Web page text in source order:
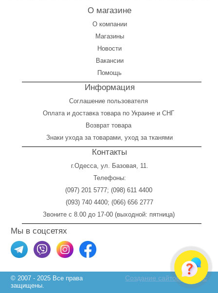
О магазине
О компании
Магазины
Новости
Вакансии
Помощь
Информация
Соглашение пользователя
Оплатаи доставка товара по Украине и СНГ
Возврат товара
Знаки ухода за товарами, уход за тканями
Контакты
г.Одесса, ул. Базовая, 11.
Телефоны:
(097) 201 5777; (098) 611 4400
(093) 740 4400; (066) 656 2777
Звоните с 8.00 до 17-00 (выходной: пятница)
Мы в соцсетях
© 2007 - 2025 Все права
защищены.
Создание сайтов Skylogic